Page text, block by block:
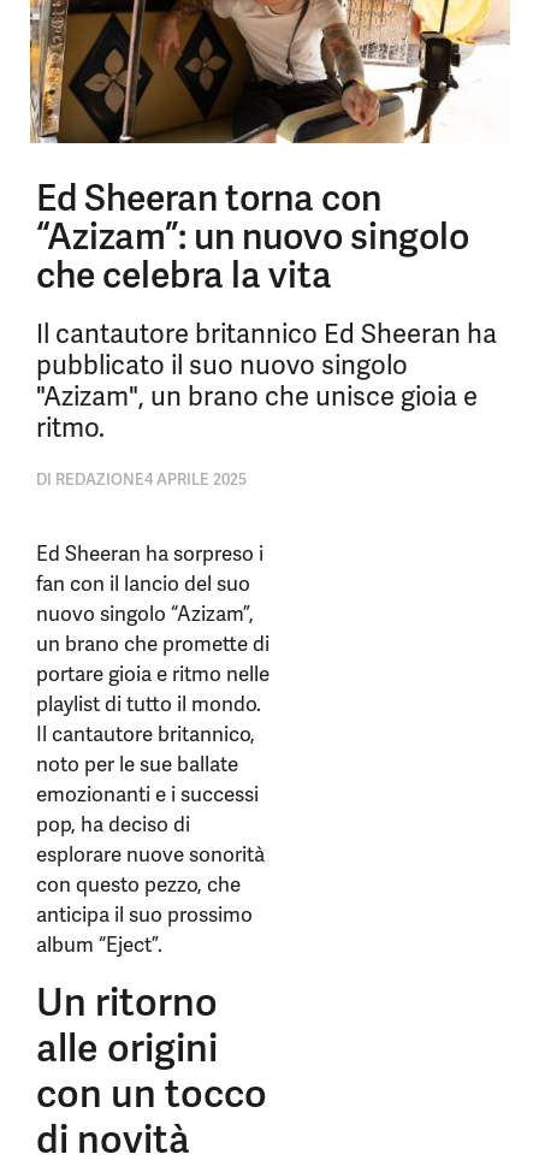
Ed Sheeran torna con
“Azizam”: un nuovo singolo
che celebra la vita
Il cantautore britannico Ed Sheeran ha
pubblicato il suo nuovo singolo
"Azizam", un brano che unisce gioia e
ritmo.
DI REDAZIONE4 APRILE 2025
Ed Sheeran ha sorpreso i
fan con il lancio del suo
nuovo singolo “Azizam”,
un brano che promette di
portare gioia e ritmo nelle
playlist di tutto il mondo.
Il cantautore britannico,
noto per le sue ballate
emozionanti e i successi
pop, ha deciso di
esplorare nuove sonorità
con questo pezzo, che
anticipa il suo prossimo
album “Eject”.
Un ritorno
alle origini
con un tocco
di novità